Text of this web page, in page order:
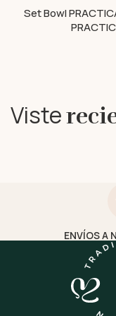
Set Bowl
Viste
ENVÍOS A